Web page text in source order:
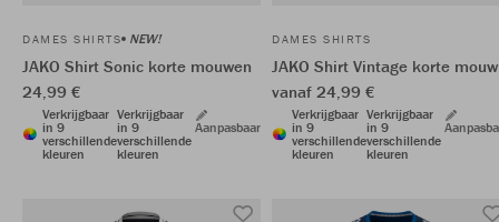
DAMES SHIRTS NEW!
JAKO Shirt Sonic korte mouwen
24,99 €
Verkrijgbaar
in 9
verschillende
kleuren
Verkrijgbaar
in 9
verschillende
kleuren
Aanpasbaar
DAMES SHIRTS
JAKO Shirt Vintage korte mouw
vanaf 24,99 €
Verkrijgbaar
in 9
verschillende
kleuren
Verkrijgbaar
in 9
verschillende
kleuren